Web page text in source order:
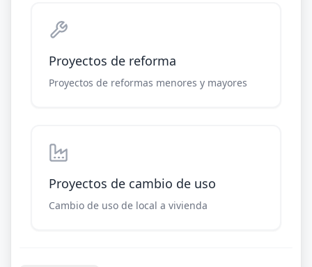
Proyectos de reforma
Proyectos de reformas menores y mayores
Proyectos de cambio de uso
Cambio de uso de local a vivienda